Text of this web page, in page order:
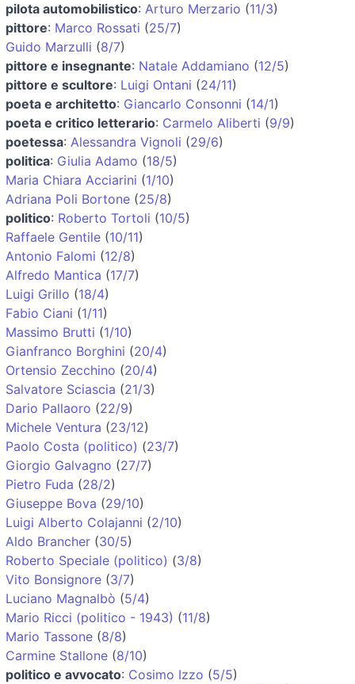
pilota automobilistico: Arturo Merzario (11/3)
pittore: Marco Rossati (25/7)
Guido Marzulli (8/7)
pittore e insegnante: Natale Addamiano (12/5)
pittore e scultore: Luigi Ontani (24/11)
poeta e architetto: Giancarlo Consonni (14/1)
poeta e critico letterario: Carmelo Aliberti (9/9)
poetessa: Alessandra Vignoli (29/6)
politica: Giulia Adamo (18/5)
Maria Chiara Acciarini (1/10)
Adriana Poli Bortone (25/8)
politico: Roberto Tortoli (10/5)
Raffaele Gentile (10/11)
Antonio Falomi (12/8)
Alfredo Mantica (17/7)
Luigi Grillo (18/4)
Fabio Ciani (1/11)
Massimo Brutti (1/10)
Gianfranco Borghini (20/4)
Ortensio Zecchino (20/4)
Salvatore Sciascia (21/3)
Dario Pallaoro (22/9)
Michele Ventura (23/12)
Paolo Costa (politico) (23/7)
Giorgio Galvagno (27/7)
Pietro Fuda (28/2)
Giuseppe Bova (29/10)
Luigi Alberto Colajanni (2/10)
Aldo Brancher (30/5)
Roberto Speciale (politico) (3/8)
Vito Bonsignore (3/7)
Luciano Magnalbò (5/4)
Mario Ricci (politico - 1943) (11/8)
Mario Tassone (8/8)
Carmine Stallone (8/10)
politico e avvocato: Cosimo Izzo (5/5)